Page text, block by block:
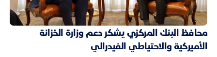
محافظ البنك المركزي يشكر دعم وزارة الخزانة
الأميركية والاحتياطي الفيدرالي